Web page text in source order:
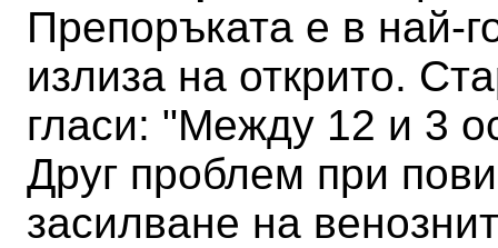
Препоръката е в най-
излиза на открито.
гласи: "Между 12 и 3
Друг проблем при
засилване на